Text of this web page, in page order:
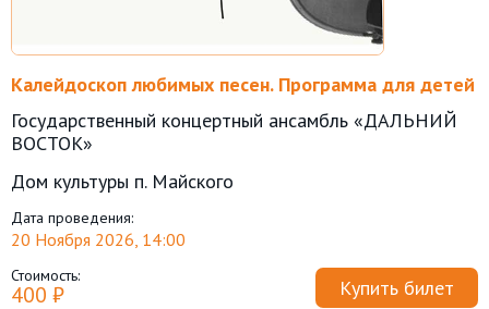
Калейдоскоп любимых песен. Программа для детей
Государственный концертный ансамбль «ДАЛЬНИЙ
ВОСТОК»
Дом культуры п. Майского
Дата проведения:
20 Ноября 2026, 14:00
Стоимость:
400 ₽ Купить билет